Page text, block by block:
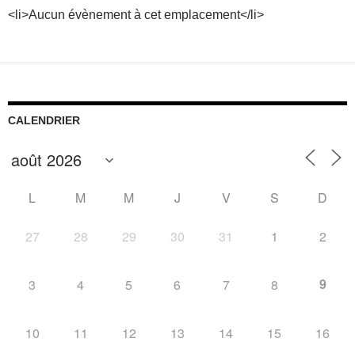
<li>Aucun évènement à cet emplacement</li>
CALENDRIER
L M M J V S D
27 28 29 30 31 1 2
3 4 5 6 7 8 9
10 11 12 13 14 15 16